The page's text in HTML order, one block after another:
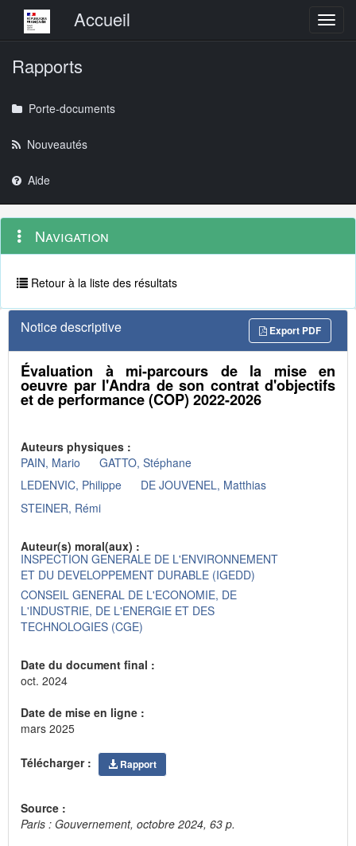
Menu principalAccueil
Rapports
Porte-documents
Nouveautés
Aide
Navigation
outils
Menu
contextuel
Navigation
Retour à la liste des résultats
Notice descriptive Export PDF
Évaluation à mi-parcours de la mise en
oeuvre par l'Andra de son contrat d'objectifs
et de performance (COP) 2022-2026
Auteurs physiques :
PAIN, Mario
GATTO, Stéphane
LEDENVIC, Philippe
DE JOUVENEL, Matthias
STEINER, Rémi
Auteur(s) moral(aux) :
INSPECTION GENERALE DE L'ENVIRONNEMENT
ET DU DEVELOPPEMENT DURABLE (IGEDD)
CONSEIL GENERAL DE L'ECONOMIE, DE
L'INDUSTRIE, DE L'ENERGIE ET DES
TECHNOLOGIES (CGE)
Date du document final :
oct. 2024
Date de mise en ligne :
mars 2025
Télécharger : Rapport
Source :
Paris : Gouvernement, octobre 2024, 63 p.